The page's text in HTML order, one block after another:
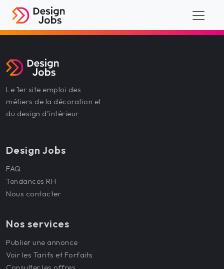
Le 1er site emploi des
métiers de la décoration et
du design d’intérieur
Design Jobs
FAQ
Tendances RH
Nous contacter
Nos services
Publier une annonce
Voir les Tarifs et Forfaits
Consulter les offres